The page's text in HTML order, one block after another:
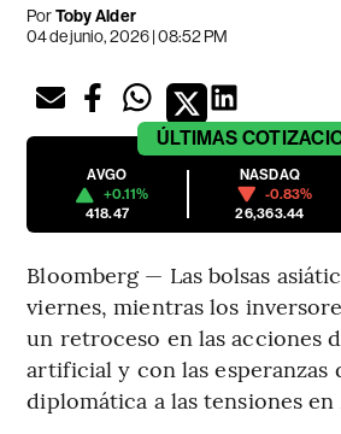
PorToby Alder
04 de junio, 2026 | 08:52 PM
ÚLTIMAS
AVGO
+0.11%
418.47
NASDAQ
-0.83%
26,363.44
Bloomberg — Las bolsas
viernes, mientras los
un retroceso en las acciones
artificial y con las esperanzas
diplomática a las tensiones